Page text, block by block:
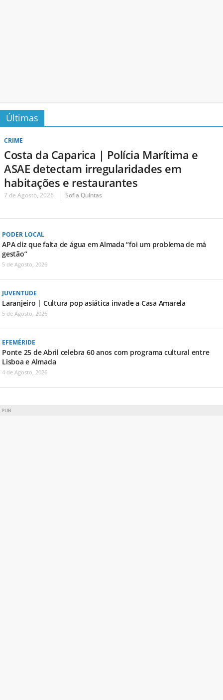
Últimas
CRIME
Costa da Caparica | Polícia Marítima e
ASAE detectam irregularidades em
habitações e restaurantes
7 de Agosto, 2026 Sofia Quintas
PODER LOCAL
APA diz que falta de água em Almada “foi um problema de má
gestão”
5 de Agosto, 2026
JUVENTUDE
Laranjeiro | Cultura pop asiática invade a Casa Amarela
5 de Agosto, 2026
EFEMÉRIDE
Ponte 25 de Abril celebra 60 anos com programa cultural entre
Lisboa e Almada
4 de Agosto, 2026
PUB